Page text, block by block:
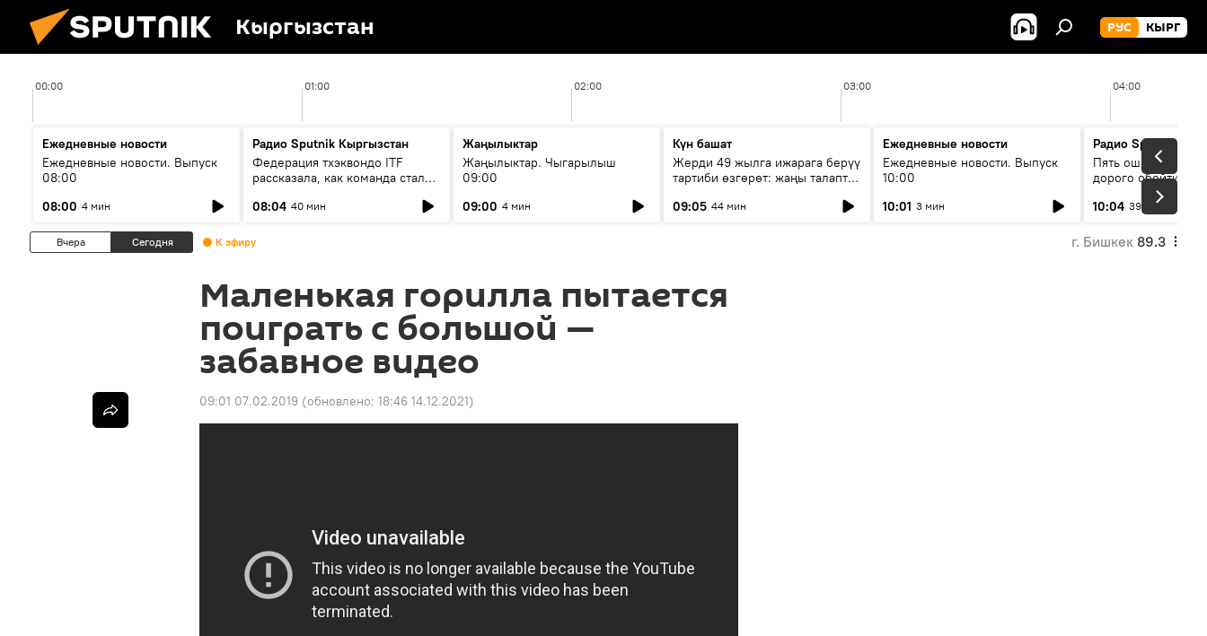
Кыргызстан РУС КЫРГ
00:00 01:00 02:00 03:00 04:00
Ежедневные новости
Ежедневные новости. Выпуск
08:00
08:00 4 мин
Радио Sputnik Кыргызстан
Федерация тхэквондо ITF
рассказала, как команда стала
08:04 40 мин
Жаңылыктар
Жаңылыктар. Чыгарылыш
09:00
09:00 4 мин
Күн башат
Жерди 49 жылга ижарага берүү
тартиби өзгөрөт: жаңы талаптар
09:05 44 мин
Ежедневные новости
Ежедневные новости. Выпуск
10:00
10:01 3 мин
Радио Sputnik
Пять ошибок
дорого обойтись
10:04 39 мин
Вчера Сегодня К эфиру г. Бишкек 89.3
Маленькая горилла пытается
поиграть с большой —
забавное видео
09:01 07.02.2019 (обновлено: 18:46 14.12.2021)